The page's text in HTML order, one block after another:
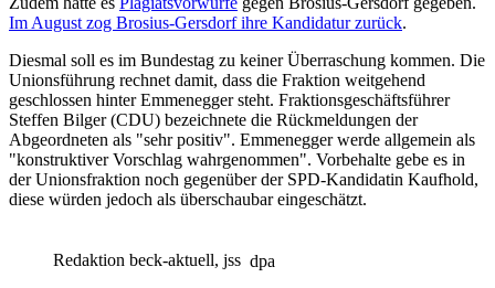
Im August zog Brosius-Gersdorf ihre Kandidatur zurück.
Diesmal soll es im Bundestag zu keiner Überraschung kommen. Die
Unionsführung rechnet damit, dass die Fraktion weitgehend
geschlossen hinter Emmenegger steht. Fraktionsgeschäftsführer
Steffen Bilger (CDU) bezeichnete die Rückmeldungen der
Abgeordneten als "sehr positiv". Emmenegger werde allgemein als
"konstruktiver Vorschlag wahrgenommen". Vorbehalte gebe es in
der Unionsfraktion noch gegenüber der SPD-Kandidatin Kaufhold,
diese würden jedoch als überschaubar eingeschätzt.
Redaktion beck-aktuell, jss dpa